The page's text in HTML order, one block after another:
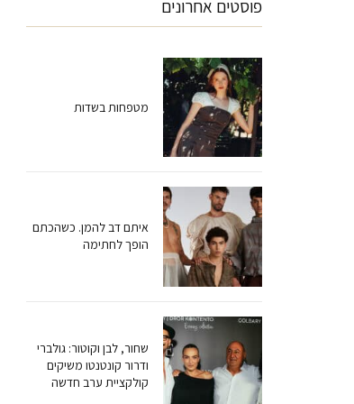
פוסטים אחרונים
מטפחות בשדות
איתם דב להמן. כשהכתם
הופך לחתימה
שחור, לבן וקוטור: גולברי
ודרור קונטנטו משיקים
קולקציית ערב חדשה